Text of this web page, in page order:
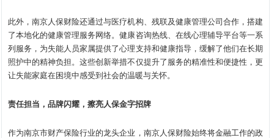
此外，南京人保财险还通过与医疗机构、残联及健康管理公司合作，搭建
了本地化的健康管理服务网络。健康咨询热线、在线心理辅导平台等一系
列服务，为失能人员家属提供了心理支持和健康指导，缓解了他们在长期
照护中的精神负担。这些创新举措不仅提升了服务的精准性和便捷性，更
让失能家庭在困境中感受到社会的温暖与关怀。
责任担当，品牌闪耀，擦亮人保金字招牌
作为南京市财产保险行业的龙头企业，南京人保财险始终将金融工作的政